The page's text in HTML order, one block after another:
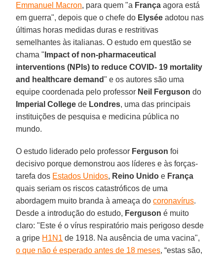
Emmanuel Macron, para quem "a França agora está
em guerra", depois que o chefe do Elysée adotou nas
últimas horas medidas duras e restritivas
semelhantes às italianas. O estudo em questão se
chama " Impact of non-pharmaceutical
interventions (NPIs) to reduce COVID- 19 mortality
and healthcare demand" e os autores são uma
equipe coordenada pelo professor Neil Ferguson do
Imperial College de Londres, uma das principais
instituições de pesquisa e medicina pública no
mundo.
O estudo liderado pelo professor Ferguson foi
decisivo porque demonstrou aos líderes e às forças-
tarefa dos Estados Unidos, Reino Unido e França
quais seriam os riscos catastróficos de uma
abordagem muito branda à ameaça docoronavírus.
Desde a introdução do estudo, Ferguson é muito
claro: "Este é o vírus respiratório mais perigoso desde
a gripe H1N1 de 1918. Na ausência de uma vacina",
o que não é esperado antes de 18 meses, “estas são,